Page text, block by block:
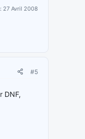
27 Avril 2008
#5
DNF,